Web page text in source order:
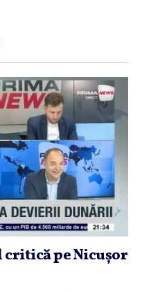
critică pe Nicuşor